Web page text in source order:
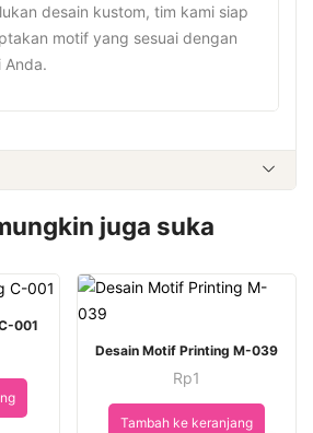
desain kustom, tim kami siap
motif yang sesuai dengan
Anda.
juga suka
001
Desain Motif Printing M-039
Rp1
Tambah ke keranjang